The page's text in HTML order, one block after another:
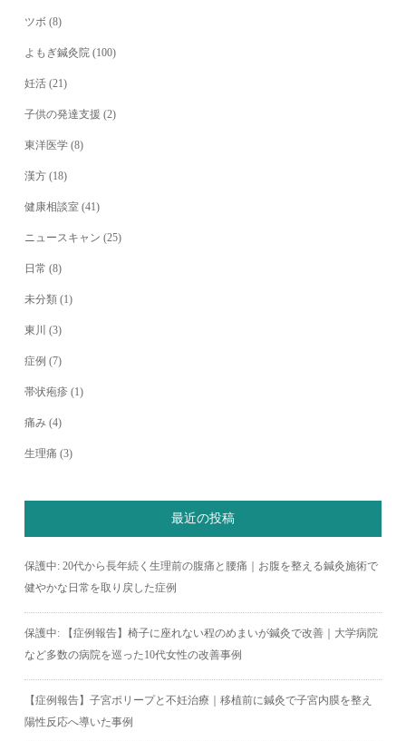
ツボ (8)
よもぎ鍼灸院 (100)
妊活 (21)
子供の発達支援 (2)
東洋医学 (8)
漢方 (18)
健康相談室 (41)
ニュースキャン (25)
日常 (8)
未分類 (1)
東川 (3)
症例 (7)
帯状疱疹 (1)
痛み (4)
生理痛 (3)
最近の投稿
保護中: 20代から長年続く生理前の腹痛と腰痛｜お腹を整える鍼灸施術で
健やかな日常を取り戻した症例
保護中: 【症例報告】椅子に座れない程のめまいが鍼灸で改善｜大学病院
など多数の病院を巡った10代女性の改善事例
【症例報告】子宮ポリープと不妊治療｜移植前に鍼灸で子宮内膜を整え
陽性反応へ導いた事例